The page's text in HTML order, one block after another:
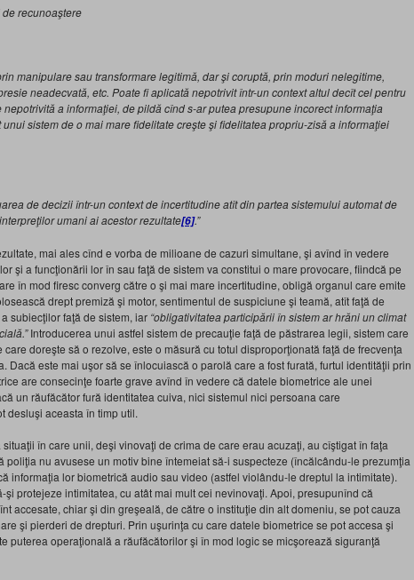
recunoaştere
manipulare sau transformare legitimă, dar şi coruptă, prin moduri nelegitime,
neadecvată, etc. Poate fi aplicată nepotrivit într-un context altul decît cel pentru
nepotrivită a informaţiei, de pildă cînd s-ar putea presupune incorect informaţia
sistem de o mai mare fidelitate creşte şi fidelitatea propriu-zisă a informaţiei
de decizii într-un context de incertitudine atît din partea sistemului automat de
umani ai acestor rezultate[6].”
mai ales cînd e vorba de milioane de cazuri simultane, şi avînd în vedere
şi a funcţionării lor în sau faţă de sistem va constitui o mare provocare, fiindcă pe
în mod firesc converg către o şi mai mare incertitudine, obligă organul care emite
drept premiză şi motor, sentimentul de suspiciune şi teamă, atît faţă de
subiecţilor faţă de sistem, iar “obligativitatea participării în sistem ar hrăni un climat
Introducerea unui astfel sistem de precauţie faţă de păstrarea legii, sistem care
doreşte să o rezolve, este o măsură cu totul disproporţionată faţă de frecvenţa
Dacă este mai uşor să se înlocuiască o parolă care a fost furată, furtul identităţii prin
are consecinţe foarte grave avînd în vedere că datele biometrice ale unei
un răufăcător fură identitatea cuiva, nici sistemul nici persoana care
desluşi aceasta în timp util.
în care unii, deşi vinovaţi de crima de care erau acuzaţi, au cîştigat în faţa
poliţia nu avusese un motiv bine întemeiat să-i suspecteze (încălcându-le prezumţia
informaţia lor biometrică audio sau video (astfel violându-le dreptul la intimitate).
şi protejeze intimitatea, cu atât mai mult cei nevinovaţi. Apoi, presupunînd că
accesate, chiar şi din greşeală, de către o instituţie din alt domeniu, se pot cauza
şi pierderi de drepturi. Prin uşurinţa cu care datele biometrice se pot accesa şi
puterea operaţională a răufăcătorilor şi în mod logic se micşorează siguranţă